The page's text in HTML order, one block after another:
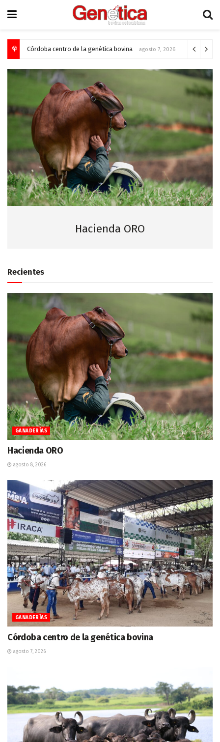
Córdoba centro de la genética bovina agosto 7, 2026
Hacienda ORO
Recientes
GANADERÍAS
Hacienda ORO
agosto 8, 2026
GANADERÍAS
Córdoba centro de la genética bovina
agosto 7, 2026